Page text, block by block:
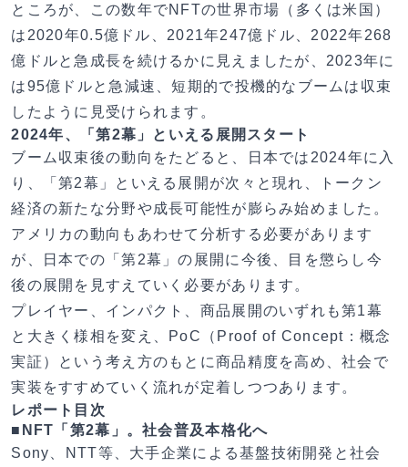
ところが、この数年でNFTの世界市場（多くは米国）
は2020年0.5億ドル、2021年247億ドル、2022年268
億ドルと急成長を続けるかに見えましたが、2023年に
は95億ドルと急減速、短期的で投機的なブームは収束
したように見受けられます。
2024年、「第2幕」といえる展開スタート
ブーム収束後の動向をたどると、日本では2024年に入
り、「第2幕」といえる展開が次々と現れ、トークン
経済の新たな分野や成長可能性が膨らみ始めました。
アメリカの動向もあわせて分析する必要があります
が、日本での「第2幕」の展開に今後、目を懲らし今
後の展開を見すえていく必要があります。
プレイヤー、インパクト、商品展開のいずれも第1幕
と大きく様相を変え、PoC（Proof of Concept：概念
実証）という考え方のもとに商品精度を高め、社会で
実装をすすめていく流れが定着しつつあります。
レポート目次
■NFT「第2幕」。社会普及本格化へ
Sony、NTT等、大手企業による基盤技術開発と社会